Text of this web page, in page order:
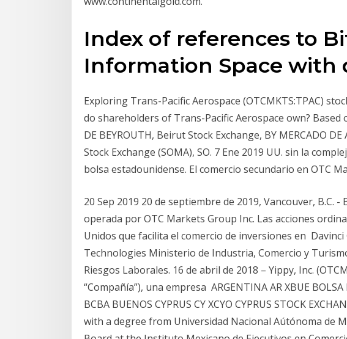
Index of references to
Information Space with
Exploring Trans-Pacific Aerospace (OTCMKTS:TPAC)
do shareholders of Trans-Pacific Aerospace own? Based
DE BEYROUTH, Beirut Stock Exchange, BY MERCADO DE
Stock Exchange (SOMA), SO. 7 Ene 2019 UU. sin la
bolsa estadounidense. El comercio secundario en OTC
20 Sep 2019 20 de septiembre de 2019, Vancouver, B.C.
operada por OTC Markets Group Inc. Las acciones
Unidos que facilita el comercio de inversiones en
Technologies Ministerio de Industria, Comercio y
Riesgos Laborales. 16 de abril de 2018 – Yippy, Inc.
“Compañía”), una empresa ARGENTINA AR XBUE BOLSA
BCBA BUENOS CYPRUS CY XCYO CYPRUS STOCK
with a degree from Universidad Nacional Aútónoma de